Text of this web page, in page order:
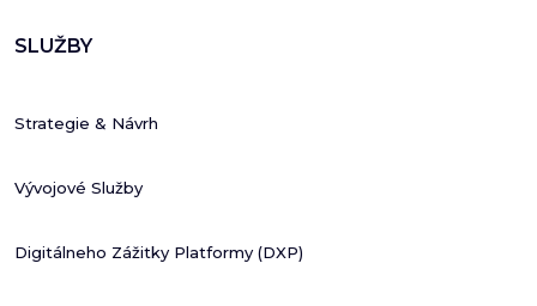
SLUŽBY
Strategie & Návrh
Vývojové Služby
Digitálneho Zážitky Platformy (DXP)